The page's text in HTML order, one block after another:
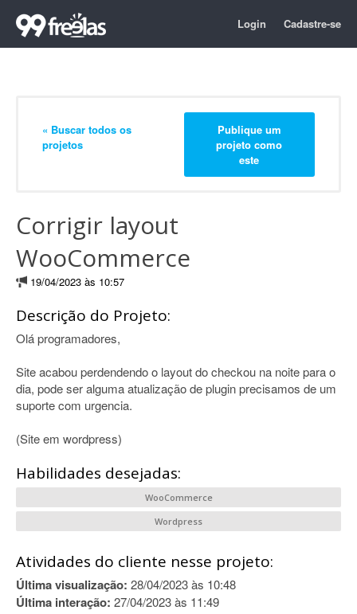
Login Cadastre-se
« Buscar todos os
projetos
Publique um
projeto como
este
Corrigir layout
WooCommerce
19/04/2023 às 10:57
Descrição do Projeto:
Olá programadores,
Site acabou perdendendo o layout do checkou na noite para o
dia, pode ser alguma atualização de plugin precisamos de um
suporte com urgencia.
(Site em wordpress)
Habilidades desejadas:
WooCommerce
Wordpress
Atividades do cliente nesse projeto:
Última visualização: 28/04/2023 às 10:48
Última interação: 27/04/2023 às 11:49